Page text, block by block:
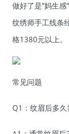
做好了是”妈生
纹绣师手工线条
格1380元以上。
常见问题
Q1：纹眉后多久